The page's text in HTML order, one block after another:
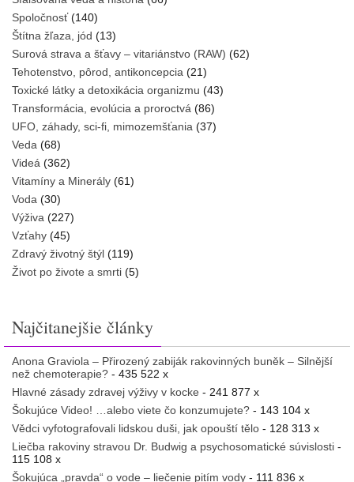
Spoločnosť(140)
Štítna žľaza, jód (13)
Surová strava a šťavy – vitariánstvo (RAW) (62)
Tehotenstvo, pôrod, antikoncepcia (21)
Toxické látky a detoxikácia organizmu (43)
Transformácia, evolúcia a proroctvá (86)
UFO, záhady, sci-fi, mimozemšťania (37)
Veda (68)
Videá (362)
Vitamíny a Minerály (61)
Voda (30)
Výživa (227)
Vzťahy (45)
Zdravý životný štýl (119)
Život po živote a smrti (5)
Najčitanejšie články
Anona Graviola – Přirozený zabiják rakovinných buněk – Silnější
než chemoterapie? - 435 522 x
Hlavné zásady zdravej výživy v kocke - 241 877 x
Šokujúce Video! …alebo viete čo konzumujete? - 143 104 x
Vědci vyfotografovali lidskou duši, jak opouští tělo - 128 313 x
Liečba rakoviny stravou Dr. Budwig a psychosomatické súvislosti -
115 108 x
Šokujúca „pravda“ o vode – liečenie pitím vody - 111 836 x